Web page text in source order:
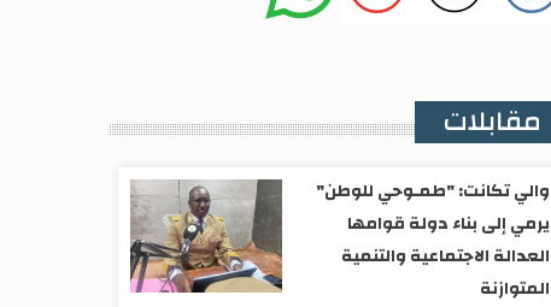
مقابلات
والي تكانت: "طمـوحي للوطن"
يرمي إلى بناء دولة قوامها
العدالة الاجتماعية والتنمية
المتوازنة